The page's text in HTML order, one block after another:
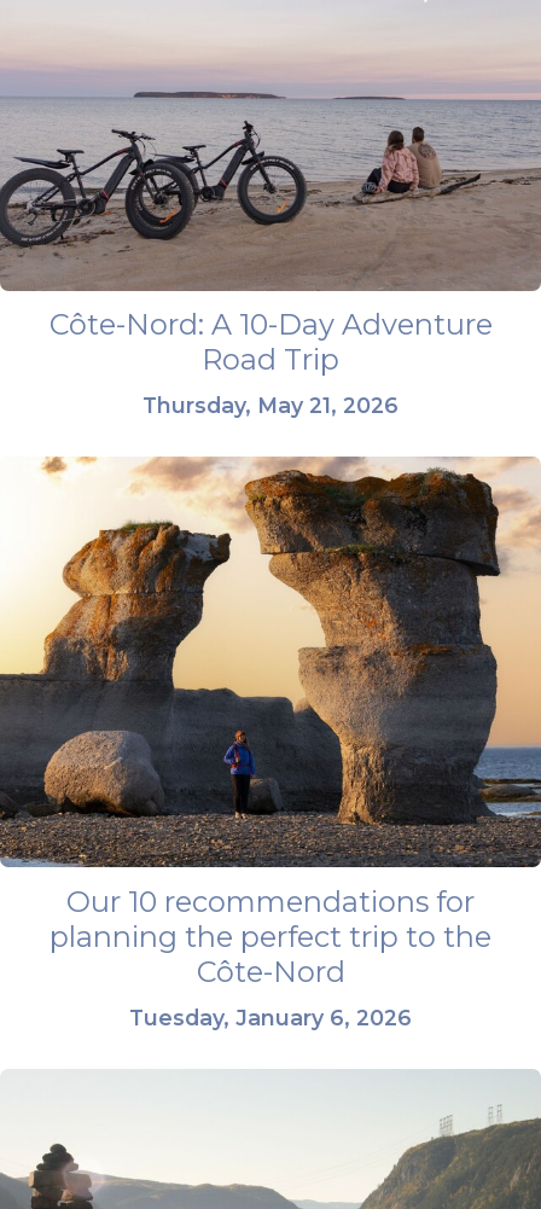
Côte-Nord: A 10-Day Adventure
Road Trip
Thursday, May 21, 2026
Our 10 recommendations for
planning the perfect trip to the
Côte-Nord
Tuesday, January 6, 2026